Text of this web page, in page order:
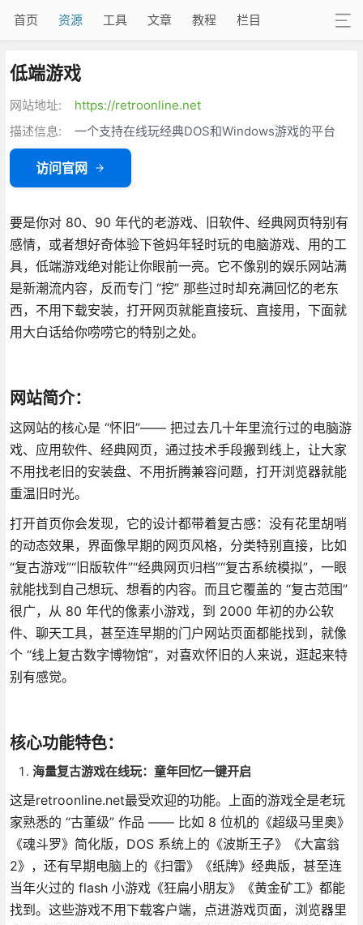
首页 资源 工具 文章 教程 栏目
低端游戏
网站地址:
https://retroonline.net
描述信息:
一个支持在线玩经典DOS和Windows游戏的平台
访问官网
要是你对 80、90 年代的老游戏、旧软件、经典网页特别有
感情，或者想好奇体验下爸妈年轻时玩的电脑游戏、用的工
具，低端游戏绝对能让你眼前一亮。它不像别的娱乐网站满
是新潮流内容，反而专门 “挖” 那些过时却充满回忆的老东
西，不用下载安装，打开网页就能直接玩、直接用，下面就
用大白话给你唠唠它的特别之处。
网站简介：
这网站的核心是 “怀旧”—— 把过去几十年里流行过的电脑游
戏、应用软件、经典网页，通过技术手段搬到线上，让大家
不用找老旧的安装盘、不用折腾兼容问题，打开浏览器就能
重温旧时光。
打开首页你会发现，它的设计都带着复古感：没有花里胡哨
的动态效果，界面像早期的网页风格，分类特别直接，比如
“复古游戏”“旧版软件”“经典网页归档”“复古系统模拟”，一眼
就能找到自己想玩、想看的内容。而且它覆盖的 “复古范围”
很广，从 80 年代的像素小游戏，到 2000 年初的办公软
件、聊天工具，甚至连早期的门户网站页面都能找到，就像
个 “线上复古数字博物馆”，对喜欢怀旧的人来说，逛起来特
别有感觉。
核心功能特色：
海量复古游戏在线玩：童年回忆一键开启
这是retroonline.net最受欢迎的功能。上面的游戏全是老玩
家熟悉的 “古董级” 作品 —— 比如 8 位机的《超级马里奥》
《魂斗罗》简化版，DOS 系统上的《波斯王子》《大富翁
2》，还有早期电脑上的《扫雷》《纸牌》经典版，甚至连
当年火过的 flash 小游戏《狂扁小朋友》《黄金矿工》都能
找到。这些游戏不用下载客户端，点进游戏页面，浏览器里